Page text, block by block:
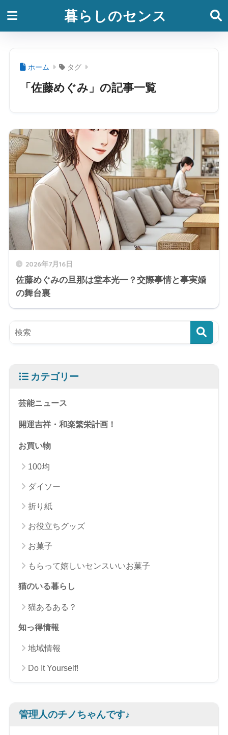
暮らしのセンス
ホーム タグ
「佐藤めぐみ」の記事一覧
2026年7月16日
佐藤めぐみの旦那は堂本光一？交際事情と事実婚
の舞台裏
カテゴリー
芸能ニュース
開運吉祥・和楽繁栄計画！
お買い物
100均
ダイソー
折り紙
お役立ちグッズ
お菓子
もらって嬉しいセンスいいお菓子
猫のいる暮らし
猫あるある？
知っ得情報
地域情報
Do It Yourself!
管理人のチノちゃんです♪